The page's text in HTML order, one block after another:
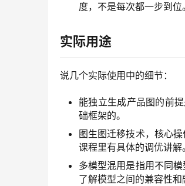
度，不是每次都一步到位。
实际用途
说几个实际使用中的细节：
能独立生成产品图的前
础框架的。
图生图迁移技术，核心
课程里有具体的调优讲解。
多模型混用是指用不同
了解模型之间的兼容性和